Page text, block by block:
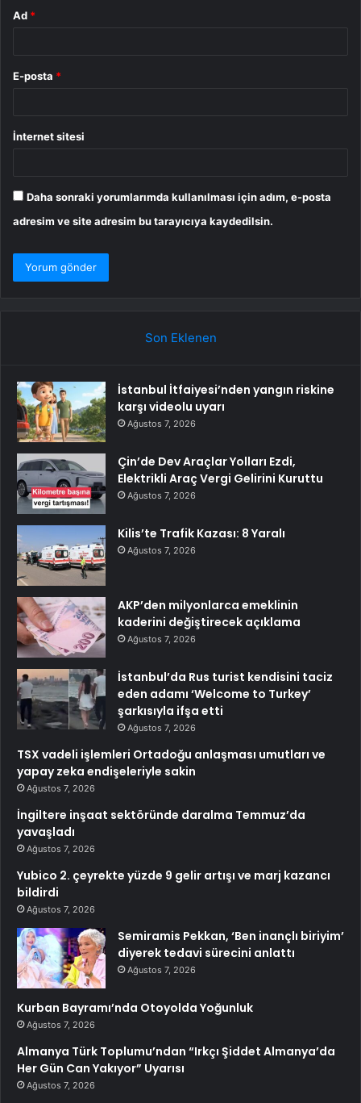
Ad *
E-posta *
İnternet sitesi
Daha sonraki yorumlarımda kullanılması için adım, e-posta
adresim ve site adresim bu tarayıcıya kaydedilsin.
Son Eklenen
İstanbul İtfaiyesi’nden yangın riskine
karşı videolu uyarı
Ağustos 7, 2026
Çin’de Dev Araçlar Yolları Ezdi,
Elektrikli Araç Vergi Gelirini Kuruttu
Ağustos 7, 2026
Kilis’te Trafik Kazası: 8 Yaralı
Ağustos 7, 2026
AKP’den milyonlarca emeklinin
kaderini değiştirecek açıklama
Ağustos 7, 2026
İstanbul’da Rus turist kendisini taciz
eden adamı ‘Welcome to Turkey’
şarkısıyla ifşa etti
Ağustos 7, 2026
TSX vadeli işlemleri Ortadoğu anlaşması umutları ve
yapay zeka endişeleriyle sakin
Ağustos 7, 2026
İngiltere inşaat sektöründe daralma Temmuz’da
yavaşladı
Ağustos 7, 2026
Yubico 2. çeyrekte yüzde 9 gelir artışı ve marj kazancı
bildirdi
Ağustos 7, 2026
Semiramis Pekkan, ‘Ben inançlı biriyim’
diyerek tedavi sürecini anlattı
Ağustos 7, 2026
Kurban Bayramı’nda Otoyolda Yoğunluk
Ağustos 7, 2026
Almanya Türk Toplumu’ndan “Irkçı Şiddet Almanya’da
Her Gün Can Yakıyor” Uyarısı
Ağustos 7, 2026